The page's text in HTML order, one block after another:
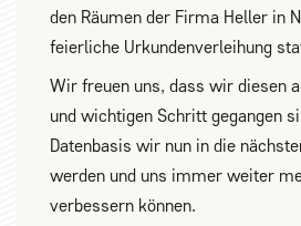
den Räumen der Firma Heller in
feierliche Urkundenverleihung
Wir freuen uns, dass wir diesen
und wichtigen Schritt gegangen
Datenbasis wir nun in die
werden und uns immer weiter
verbessern können.